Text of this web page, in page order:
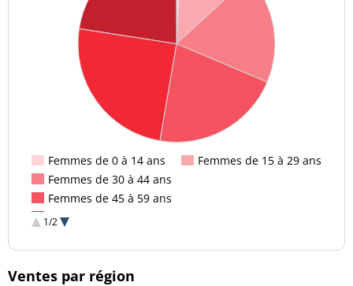
Femmes de 0 à 14 ans
Femmes de 15 à 29 ans
Femmes de 30 à 44 ans
Femmes de 45 à 59 ans
Femmes de 60 à 74 ans
1/2
Ventes par région